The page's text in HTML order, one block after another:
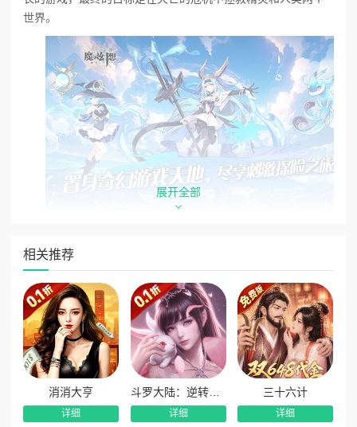
世界。
1.特有的进化+娘化设定：在ACG圈子中，玩家最追求的就
化的设定，玩家会通过养成，从一只可爱的小魔物培养成美丽
动人的娘化角色，进化的成长快感和最终变成妹子的目标将会
成为对应受众的核心追求目标。
2.更丰富的战斗策略维度：我们除了原有的角色回合制对
抗机制外，还将拥有阵容组合、布阵组合、英雄装备技能、英
雄符文技能、英雄奥义技能、主角兵器技能、主角武装技能、
主角天赋技能、主角觉醒技能等多个战斗策略维度，通过开服
展开全部
相关推荐
消消大亨
详细
斗罗大陆：逆转时空
详细
三十六计
详细